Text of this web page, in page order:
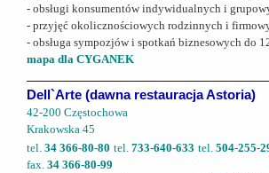
- obsługi konsumentów indywidualnych i
- przyjęć okolicznościowych rodzinnych i
- obsługa sympozjów i spotkań biznesowych do
mapa dla CYGANEK
Dell`Arte (dawna restauracja Astoria)
42-200 Częstochowa
Krakowska 45
tel. 34 366-80-80 tel. 733-640-633 tel. 504-255-
fax. 34 366-80-99